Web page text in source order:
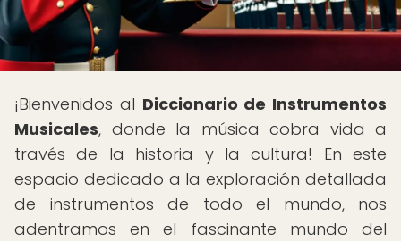
¡Bienvenidos al Diccionario de Instrumentos
Musicales, donde la música cobra vida a
través de la historia y la cultura! En este
espacio dedicado a la exploración detallada
de instrumentos de todo el mundo, nos
adentramos en el fascinante mundo del